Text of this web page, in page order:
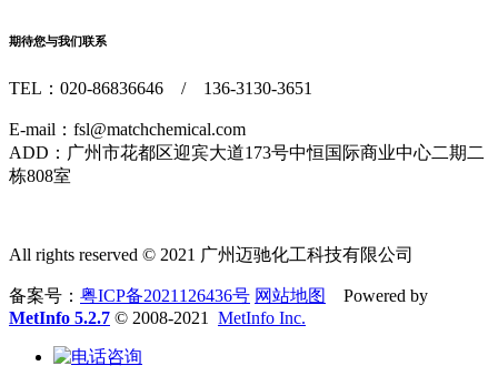
期待您与我们联系
TEL：020-86836646 / 136-3130-3651
E-mail：fsl@matchchemical.com
ADD：广州市花都区迎宾大道173号中恒国际商业中心二期二
栋808室
All rights reserved © 2021 广州迈驰化工科技有限公司
备案号： 粤ICP备2021126436号 网站地图
Powered by
MetInfo 5.2.7 © 2008-2021 MetInfo Inc.